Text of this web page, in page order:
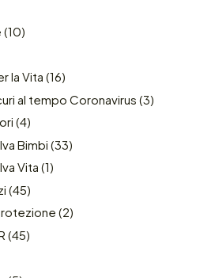
(10)
la Vita (16)
al tempo Coronavirus (3)
(4)
Bimbi (33)
Vita (1)
(45)
(2)
(45)